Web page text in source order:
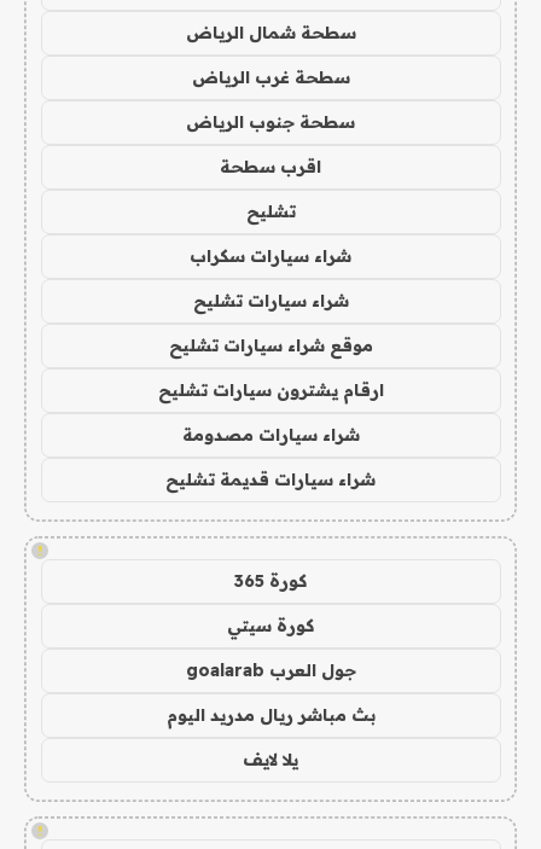
سطحة شمال الرياض
سطحة غرب الرياض
سطحة جنوب الرياض
اقرب سطحة
تشليح
شراء سيارات سكراب
شراء سيارات تشليح
موقع شراء سيارات تشليح
ارقام يشترون سيارات تشليح
شراء سيارات مصدومة
شراء سيارات قديمة تشليح
!
كورة 365
كورة سيتي
جول العرب goalarab
بث مباشر ريال مدريد اليوم
يلا لايف
!